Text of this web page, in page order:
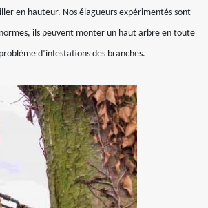
en hauteur. Nos élagueurs expérimentés sont
ils peuvent monter un haut arbre en toute
d’infestations des branches.